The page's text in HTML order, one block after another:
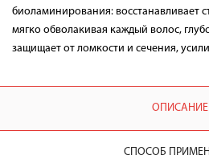
биоламинирования: восстанавливает
мягко обволакивая каждый волос,
защищает от ломкости и сечения,
ОПИСАНИЕ
СПОСОБ